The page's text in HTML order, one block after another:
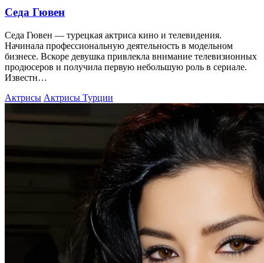
Седа Гювен
Седа Гювен — турецкая актриса кино и телевидения.
Начинала профессиональную деятельность в модельном
бизнесе. Вскоре девушка привлекла внимание телевизионных
продюсеров и получила первую небольшую роль в сериале.
Известн…
Актрисы Актрисы Турции